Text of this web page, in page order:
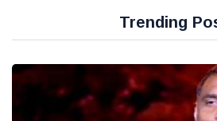
Trending